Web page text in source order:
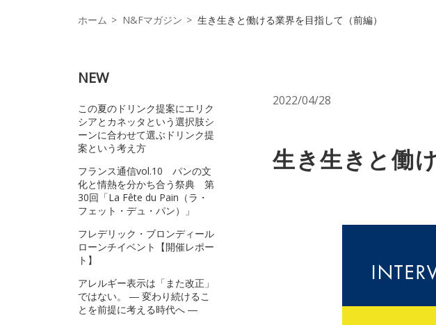
ホーム N&Fマガジン 生き生きと働ける業界を目指して（前編）
2022/04/28
生き生きと働
NEW
この夏のドリンク提案にエリク
シアとカネッタという選択肢シ
ーンに合わせて選ぶドリンク提
案という考え方
フランス通信vol.10 パンの文
化と情熱を分かち合う祭典 第
30回「La Fête du Pain（ラ・
フェット・デュ・パン）」
フレデリック・ブロンディール
ローンチイベント【開催レポー
ト】
アレルギー表示は「また改正」
ではない。 ― 変わり続けるこ
とを前提に考える時代へ ―